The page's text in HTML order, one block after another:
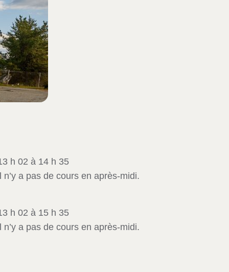
h 02 à 14 h 35
a pas de cours en après-midi.
h 02 à 15 h 35
a pas de cours en après-midi.